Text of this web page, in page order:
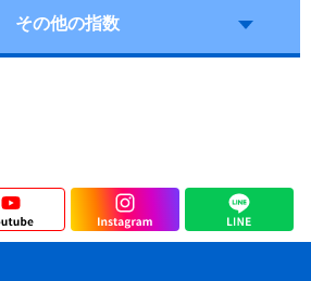
その他の指数